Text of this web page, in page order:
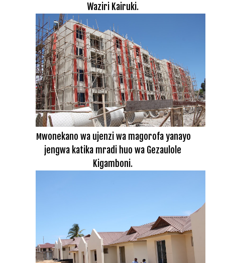
Waziri Kairuki.
Mwonekano wa ujenzi wa magorofa yanayo
jengwa katika mradi huo wa Gezaulole
Kigamboni.